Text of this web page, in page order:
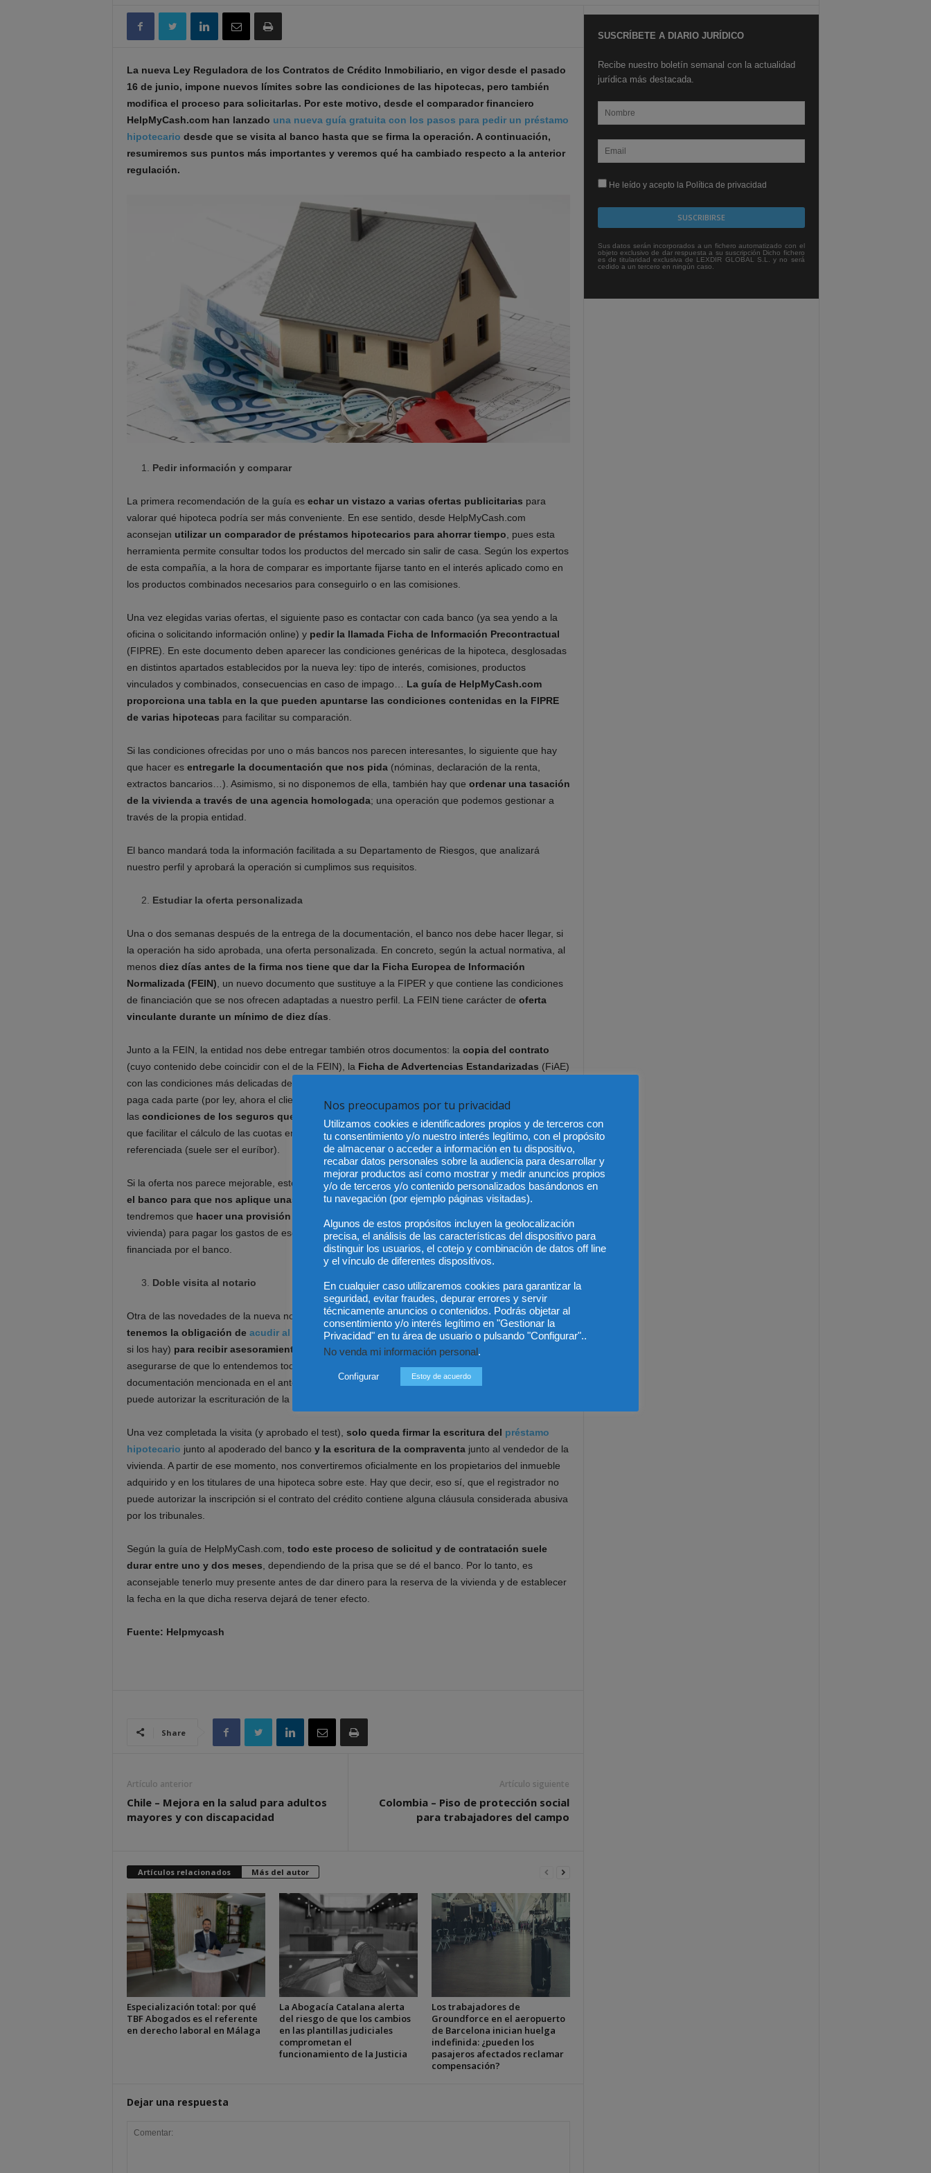
La nueva Ley Reguladora de los Contratos de Crédito Inmobiliario, en vigor desde el pasado
16 de junio, impone nuevos límites sobre las condiciones de las hipotecas, pero también
modifica el proceso para solicitarlas. Por este motivo, desde el comparador financiero
HelpMyCash.com han lanzado una nueva guía gratuita con los pasos para pedir un préstamo
hipotecario desde que se visita al banco hasta que se firma la operación. A continuación,
resumiremos sus puntos más importantes y veremos qué ha cambiado respecto a la anterior
regulación.
Pedir información y comparar
La primera recomendación de la guía es echar un vistazo a varias ofertas publicitarias para
valorar qué hipoteca podría ser más conveniente. En ese sentido, desde HelpMyCash.com
aconsejan utilizar un comparador de préstamos hipotecarios para ahorrar tiempo, pues esta
herramienta permite consultar todos los productos del mercado sin salir de casa. Según los expertos
de esta compañía, a la hora de comparar es importante fijarse tanto en el interés aplicado como en
los productos combinados necesarios para conseguirlo o en las comisiones.
Una vez elegidas varias ofertas, el siguiente paso es contactar con cada banco (ya sea yendo a la
oficina o solicitando información online) y pedir la llamada Ficha de Información Precontractual
(FIPRE). En este documento deben aparecer las condiciones genéricas de la hipoteca, desglosadas
en distintos apartados establecidos por la nueva ley: tipo de interés, comisiones, productos
vinculados y combinados, consecuencias en caso de impago… La guía de HelpMyCash.com
proporciona una tabla en la que pueden apuntarse las condiciones contenidas en la FIPRE
de varias hipotecas para facilitar su comparación.
Si las condiciones ofrecidas por uno o más bancos nos parecen interesantes, lo siguiente que hay
que hacer es entregarle la documentación que nos pida(nóminas, declaración de la renta,
extractos bancarios…). Asimismo, si no disponemos de ella, también hay que ordenar una tasación
de la vivienda a través de una agencia homologada; una operación que podemos gestionar a
través de la propia entidad.
El banco mandará toda la información facilitada a su Departamento de Riesgos, que analizará
nuestro perfil y aprobará la operación si cumplimos sus requisitos.
Estudiar la oferta personalizada
Una o dos semanas después de la entrega de la documentación, el banco nos debe hacer llegar, si
la operación ha sido aprobada, una oferta personalizada. En concreto, según la actual normativa, al
menos diez días antes de la firma nos tiene que dar la Ficha Europea de Información
Normalizada (FEIN), un nuevo documento que sustituye a la FIPER y que contiene las condiciones
de financiación que se nos ofrecen adaptadas a nuestro perfil. La FEIN tiene carácter de oferta
vinculante durante un mínimo de diez días.
Junto a la FEIN, la entidad nos debe entregar también otros documentos: la copia del contrato
(cuyo contenido debe coincidir con el de la FEIN), la Ficha de Advertencias Estandarizadas (FiAE)
con las condiciones más delicadas de la hipoteca, el
paga cada parte (por ley, ahora el cliente solo debe abonar la tasación y su copia de la escritura) y
las condiciones de los seguros que nos ofrezca
que facilitar el cálculo de las cuotas en varios escenarios de evolución del índice al que esté
referenciada (suele ser el euríbor).
Si la oferta nos parece mejorable, este es el momento en el que podemos tratar de negociar con
el banco para que nos aplique unas mejores condiciones. Y si nos parece aceptable,
tendremos que hacer una provisión de fondos
vivienda) para pagar los gastos de escrituración de la hipoteca y de la compraventa más la parte no
financiada por el banco.
Doble visita al notario
Otra de las novedades de la nueva normativa es que,en los diez días anteriores a la firma,
tenemos la obligación de acudir al notariode nuestra elección (junto a los cotitulares y avalistas,
si los hay) para recibir asesoramiento gratuito. Este también debe hacernos un test para
asegurarse de que lo entendemos todo y para comprobar que el banco nos ha entregado toda la
documentación mencionada en el anterior apartado. Si no pasamos ese examen, el notario no
puede autorizar la escrituración de la hipoteca.
Una vez completada la visita (y aprobado el test), solo queda firmar la escritura del préstamo
hipotecario junto al apoderado del banco y la escritura de la compraventajunto al vendedor de la
vivienda. A partir de ese momento, nos convertiremos oficialmente en los propietarios del inmueble
adquirido y en los titulares de una hipoteca sobre este. Hay que decir, eso sí, que el registrador no
puede autorizar la inscripción si el contrato del crédito contiene alguna cláusula considerada abusiva
por los tribunales.
Según la guía de HelpMyCash.com, todo este proceso de solicitud y de contratación suele
durar entre uno y dos meses, dependiendo de la prisa que se dé el banco. Por lo tanto, es
aconsejable tenerlo muy presente antes de dar dinero para la reserva de la vivienda y de establecer
la fecha en la que dicha reserva dejará de tener efecto.
Fuente: Helpmycash
Share
Artículo anterior
Chile – Mejora en la salud para adultos
mayores y con discapacidad
Artículo siguiente
Colombia – Piso de protección social
para trabajadores del campo
Artículos relacionados Más del autor
Especialización total: por qué
TBF Abogados es el referente
en derecho laboral en Málaga
La Abogacía Catalana alerta
del riesgo de que los cambios
en las plantillas judiciales
comprometan el
funcionamiento de la Justicia
Los trabajadores de
Groundforce en el aeropuerto
de Barcelona inician huelga
indefinida: ¿pueden los
pasajeros afectados reclamar
compensación?
Dejar una respuesta
SUSCRÍBETE A DIARIO JURÍDICO
Recibe nuestro boletín semanal con la actualidad
jurídica más destacada.
He leído y acepto la Política de privacidad
Sus datos serán incorporados a un fichero automatizado con el
objeto exclusivo de dar respuesta a su suscripción Dicho fichero
es de titularidad exclusiva de LEXDIR GLOBAL S.L. y no será
cedido a un tercero en ningún caso.
Nos preocupamos por tu privacidad
Utilizamos cookies e identificadores propios y de terceros con
tu consentimiento y/o nuestro interés legítimo, con el propósito
de almacenar o acceder a información en tu dispositivo,
recabar datos personales sobre la audiencia para desarrollar y
mejorar productos así como mostrar y medir anuncios propios
y/o de terceros y/o contenido personalizados basándonos en
tu navegación (por ejemplo páginas visitadas).
Algunos de estos propósitos incluyen la geolocalización
precisa, el análisis de las características del dispositivo para
distinguir los usuarios, el cotejo y combinación de datos off line
y el vínculo de diferentes dispositivos.
En cualquier caso utilizaremos cookies para garantizar la
seguridad, evitar fraudes, depurar errores y servir
técnicamente anuncios o contenidos. Podrás objetar al
consentimiento y/o interés legítimo en "Gestionar la
Privacidad" en tu área de usuario o pulsando "Configurar"..
No venda mi información personal .
Configurar Estoy de acuerdo